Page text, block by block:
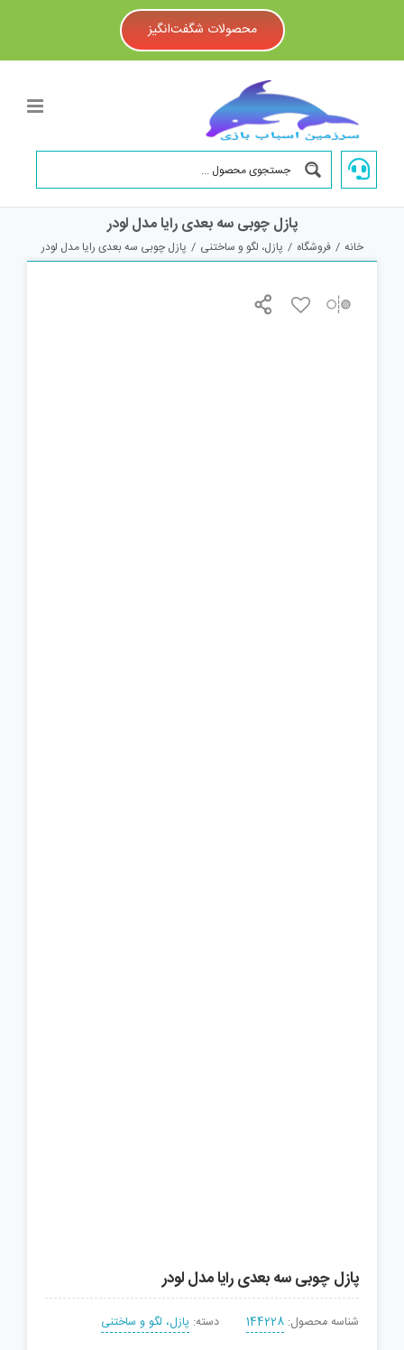
محصولات شگفت‌انگیز
پازل چوبی سه بعدی رایا مدل لودر
خانه / فروشگاه / پازل، لگو و ساختنی / پازل چوبی سه بعدی رایا مدل لودر
پازل چوبی سه بعدی رایا مدل لودر
شناسه محصول: 144228 دسته: پازل، لگو و ساختنی